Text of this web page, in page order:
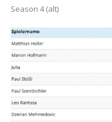
Season 4 (alt)